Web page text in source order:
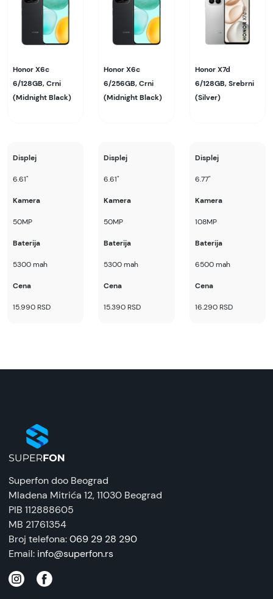
Honor X6c
6/128GB, Crni
(Midnight Black)
Honor X6c
6/256GB, Crni
(Midnight Black)
Honor X7d
6/128GB, Srebrni
(Silver)
Displej
6.61"
Kamera
50MP
Baterija
5300 mah
Cena
15.990 RSD
Displej
6.61"
Kamera
50MP
Baterija
5300 mah
Cena
15.390 RSD
Displej
6.77"
Kamera
108MP
Baterija
6500 mah
Cena
16.290 RSD
Superfon doo Beograd
Mladena Mitrića 12, 11030 Beograd
PIB 112888605
MB 21761354
Broj telefona:069 29 28 290
Email: info@superfon.rs